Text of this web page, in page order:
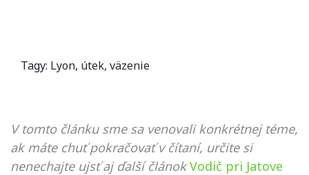
Tagy: Lyon, útek, väzenie
V tomto článku sme sa venovali konkrétnej téme,
ak máte chuť pokračovať v čítaní, určite si
nenechajte ujsť aj ďalší článok Vodič pri Jatove